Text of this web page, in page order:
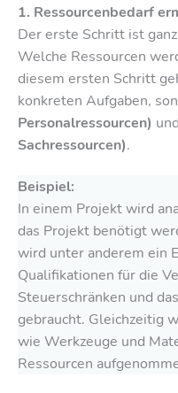
1. Ressourcenbedarf
Der erste Schritt ist
Welche Ressourcen
diesem ersten Schritt
konkreten Aufgaben,
Personalressourcen) und
Sachressourcen).
Beispiel:
In einem Projekt wird
das Projekt benötigt
wird unter anderem ein
Qualifikationen für die
Steuerschränken und
gebraucht. Gleichzeitig
wie Werkzeuge und
Ressourcen